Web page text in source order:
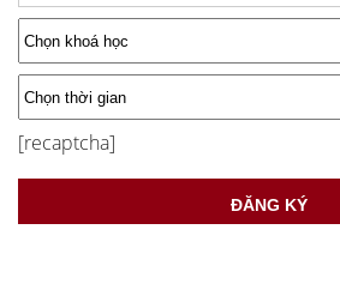
[recaptcha]